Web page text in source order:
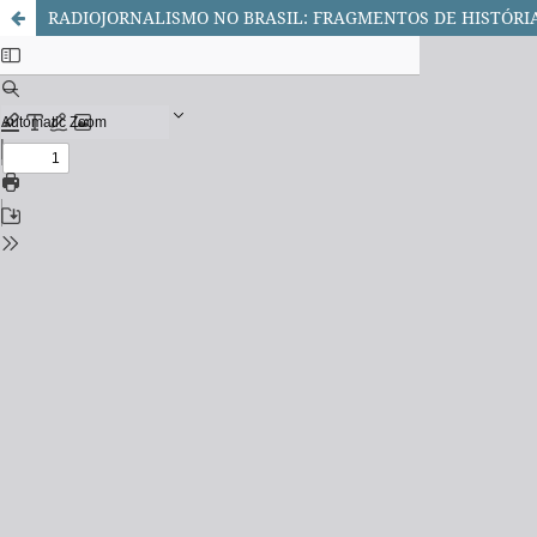
RADIOJORNALISMO NO BRASIL: FRAGMENTOS DE